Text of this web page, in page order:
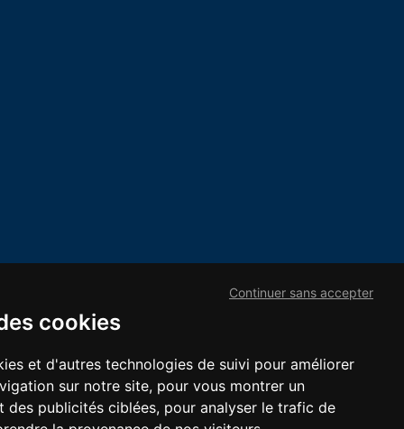
cookies
et d'autres technologies de suivi pour améliorer
sur notre site, pour vous montrer un
des publicités ciblées, pour analyser le trafic de
Continuer sans accepter